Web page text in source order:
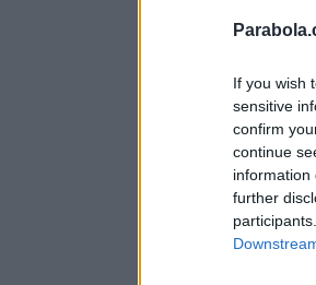
If you wish
sensitive
confirm
continue
information
further